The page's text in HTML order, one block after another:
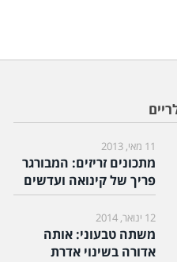
11 מאי, 2013
מתכונים זריזים: המבורגר
פריך של קינואה ועדשים
12 ינואר, 2014
משתה טבעוני: אותה
אדורה בשינוי אדרת